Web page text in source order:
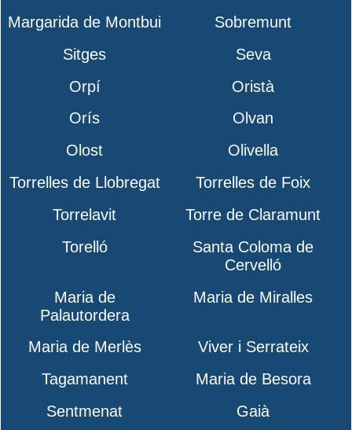
Margarida de Montbui
Sobremunt
Sitges
Seva
Orpí
Oristà
Orís
Olvan
Olost
Olivella
Torrelles de Llobregat
Torrelles de Foix
Torrelavit
Torre de Claramunt
Torelló
Santa Coloma de
Cervelló
Maria de
Palautordera
Maria de Miralles
Maria de Merlès
Viver i Serrateix
Tagamanent
Maria de Besora
Sentmenat
Gaià